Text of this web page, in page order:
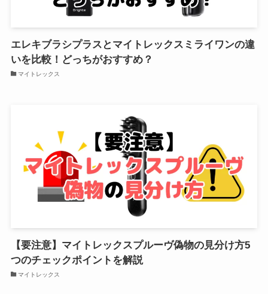
エレキブラシプラスとマイトレックスミライワンの違
いを比較！どっちがおすすめ？
マイトレックス
【要注意】マイトレックスプルーヴ偽物の見分け方5
つのチェックポイントを解説
マイトレックス